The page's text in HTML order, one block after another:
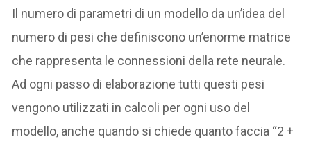
Il numero di parametri di un modello da un’idea del
numero di pesi che definiscono un’enorme matrice
che rappresenta le connessioni della rete neurale.
Ad ogni passo di elaborazione tutti questi pesi
vengono utilizzati in calcoli per ogni uso del
modello, anche quando si chiede quanto faccia “2 +